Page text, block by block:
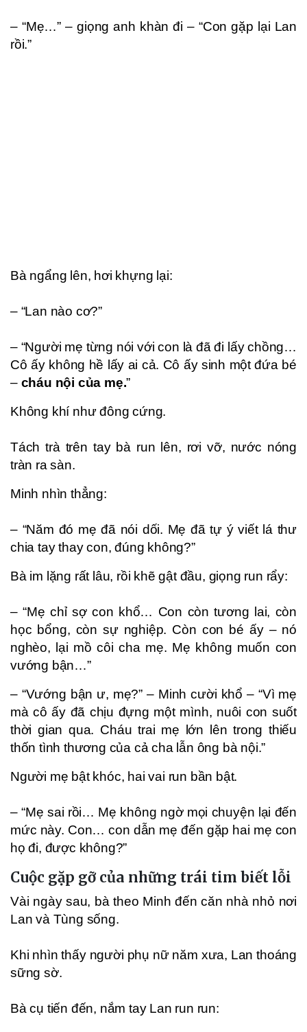
– “Mẹ…” – giọng anh khàn đi – “Con gặp lại Lan
rồi.”
Bà ngẩng lên, hơi khựng lại:
– “Lan nào cơ?”
– “Người mẹ từng nói với con là đã đi lấy chồng…
Cô ấy không hề lấy ai cả. Cô ấy sinh một đứa bé
– cháu nội của mẹ.”
Không khí như đông cứng.
Tách trà trên tay bà run lên, rơi vỡ, nước nóng
tràn ra sàn.
Minh nhìn thẳng:
– “Năm đó mẹ đã nói dối. Mẹ đã tự ý viết lá thư
chia tay thay con, đúng không?”
Bà im lặng rất lâu, rồi khẽ gật đầu, giọng run rẩy:
– “Mẹ chỉ sợ con khổ… Con còn tương lai, còn
học bổng, còn sự nghiệp. Còn con bé ấy – nó
nghèo, lại mồ côi cha mẹ. Mẹ không muốn con
vướng bận…”
– “Vướng bận ư, mẹ?” – Minh cười khổ – “Vì mẹ
mà cô ấy đã chịu đựng một mình, nuôi con suốt
thời gian qua. Cháu trai mẹ lớn lên trong thiếu
thốn tình thương của cả cha lẫn ông bà nội.”
Người mẹ bật khóc, hai vai run bần bật.
– “Mẹ sai rồi… Mẹ không ngờ mọi chuyện lại đến
mức này. Con… con dẫn mẹ đến gặp hai mẹ con
họ đi, được không?”
Cuộc gặp gỡ của những trái tim biết lỗi
Vài ngày sau, bà theo Minh đến căn nhà nhỏ nơi
Lan và Tùng sống.
Khi nhìn thấy người phụ nữ năm xưa, Lan thoáng
sững sờ.
Bà cụ tiến đến, nắm tay Lan run run: